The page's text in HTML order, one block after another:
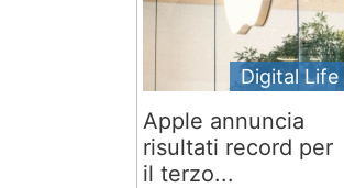
Digital Life
Apple annuncia
risultati record per
il terzo...